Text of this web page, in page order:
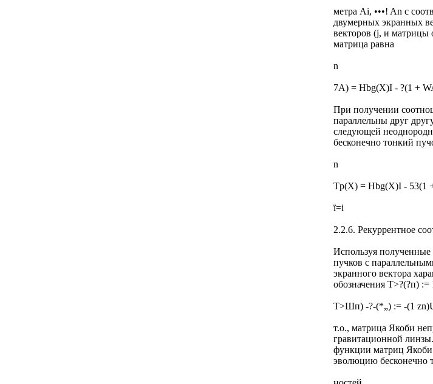
метра Ai, •••! An с
двумерных экранных
векторов (j, и матрицы
матрица равна
n
7A) = Hbg(X)I - ?(1 +
При получении
параллельны друг
следующей
бесконечно тонкий
n
Tp(X) = Hbg(X)I - 53(1
ї=і
2.2.6. Рекуррентное
Используя
пучков с
экранного вектора
обозначения Т>?(?п)
Т>Шп) -?-(*„) := -(1
т.о., матрица Якоби
гравитационной
функции матриц Якоби
эволюцию бесконечно